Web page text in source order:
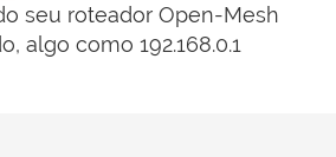
seu roteador Open-Mesh
algo como 192.168.0.1